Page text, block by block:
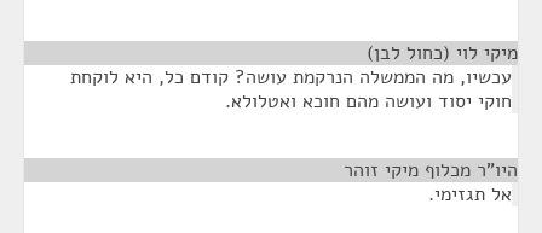
מיקי לוי (כחול לבן)
עכשיו, מה הממשלה הנרקמת עושה? קודם כל, היא לוקחת
חוקי יסוד ועושה מהם חוכא ואטלולא.
היו"ר מכלוף מיקי זוהר
אל תגזימי.